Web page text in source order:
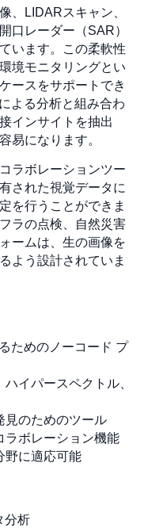
、LIDARスキャン、
口レーダー（SAR）
います。この柔軟性
境モニタリングとい
ースをサポートでき
よる分析と組み合わ
インサイトを抽出
易になります。
ラボレーションツー
された視覚データに
を行うことができま
ラの点検、自然災害
ームは、生の画像を
よう設計されていま
ためのノーコード プ
イパースペクトル、
見のためのツール
ラボレーション機能
野に適応可能
分析